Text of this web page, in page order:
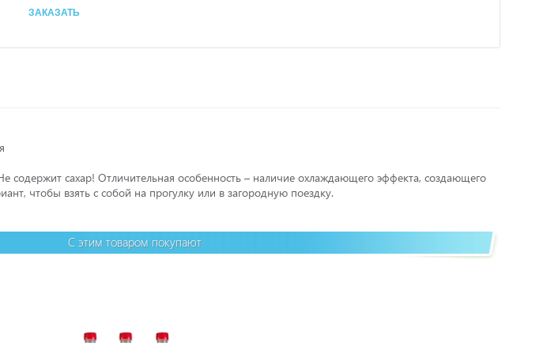
ЗАКАЗАТЬ
содержит сахар! Отличительная особенность – наличие охлаждающего эффекта, создающего
чтобы взять с собой на прогулку или в загородную поездку.
С этим товаром покупают